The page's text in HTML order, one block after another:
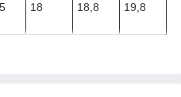
18 18,8 19,8